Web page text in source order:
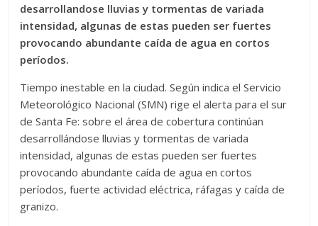
desarrollandose lluvias y tormentas de variada
intensidad, algunas de estas pueden ser fuertes
provocando abundante caída de agua en cortos
períodos.
Tiempo inestable en la ciudad. Según indica el Servicio
Meteorológico Nacional (SMN) rige el alerta para el sur
de Santa Fe: sobre el área de cobertura continúan
desarrollándose lluvias y tormentas de variada
intensidad, algunas de estas pueden ser fuertes
provocando abundante caída de agua en cortos
períodos, fuerte actividad eléctrica, ráfagas y caída de
granizo.